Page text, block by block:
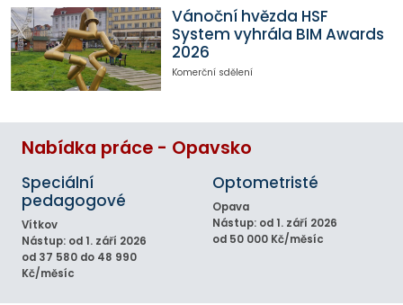
Vánoční hvězda HSF
System vyhrála BIM Awards
2026
Komerční sdělení
Nabídka práce - Opavsko
Speciální
pedagogové
Vítkov
Nástup: od 1. září 2026
od 37 580 do 48 990
Kč/měsíc
Optometristé
Opava
Nástup: od 1. září 2026
od 50 000 Kč/měsíc